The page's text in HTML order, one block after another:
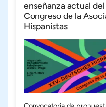
enseñanza actual
Congreso de la
Hispanistas